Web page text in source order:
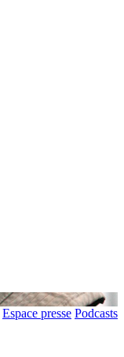
Espace presse Podcasts